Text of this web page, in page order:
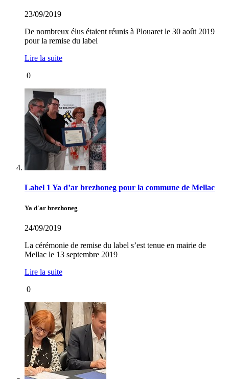
23/09/2019
De nombreux élus étaient réunis à Plouaret le 30 août 2019
pour la remise du label
Lire la suite
0
Label 1 Ya d’ar brezhoneg pour la commune de Mellac
Ya d'ar brezhoneg
24/09/2019
La cérémonie de remise du label s’est tenue en mairie de
Mellac le 13 septembre 2019
Lire la suite
0